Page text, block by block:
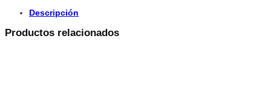
Descripción
Productos relacionados